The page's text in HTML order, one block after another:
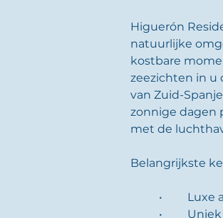
Higuerón
natuurlijke
kostbare
zeezichten in u
van Zuid-
zonnige dagen
met de
Belangrijkste
•
•